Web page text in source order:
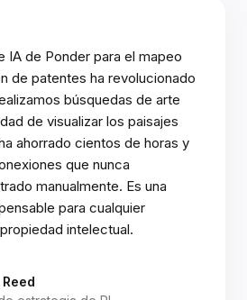
IA de Ponder para el mapeo
de patentes ha revolucionado
búsquedas de arte
de visualizar los paisajes
ahorrado cientos de horas y
que nunca
manualmente. Es una
para cualquier
intelectual.